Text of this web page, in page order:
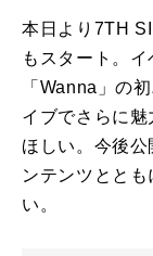
本日より 7TH
もスタート。
「 Wanna 」の
イブでさらに
ほしい。今後
ンテンツとと
い。